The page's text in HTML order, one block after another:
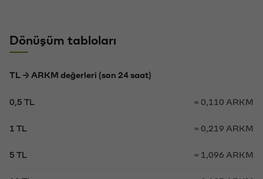
Dönüşüm tabloları
TL → ARKM değerleri (son 24 saat)
0,5 TL = 0,110 ARKM
1 TL = 0,219 ARKM
5 TL = 1,096 ARKM